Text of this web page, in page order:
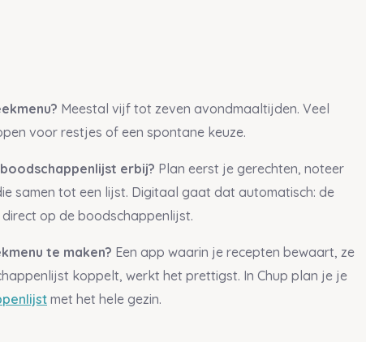
Meestal vijf tot zeven avondmaaltijden. Veel
voor restjes of een spontane keuze.
erbij? Plan eerst je gerechten, noteer
samen tot een lijst. Digitaal gaat dat automatisch: de
op de boodschappenlijst.
te maken? Een app waarin je recepten bewaart, ze
koppelt, werkt het prettigst. In Chup plan je je
met het hele gezin.